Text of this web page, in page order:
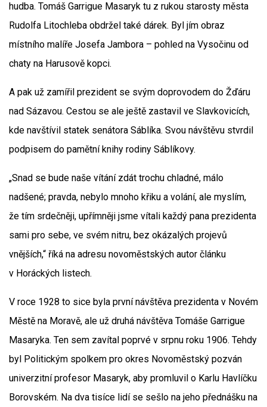
hudba. Tomáš Garrigue Masaryk tu z rukou starosty města
Rudolfa Litochleba obdržel také dárek. Byl jím obraz
místního malíře Josefa Jambora – pohled na Vysočinu od
chaty na Harusově kopci.
A pak už zamířil prezident se svým doprovodem do Žďáru
nad Sázavou. Cestou se ale ještě zastavil ve Slavkovicích,
kde navštívil statek senátora Sáblíka. Svou návštěvu stvrdil
podpisem do pamětní knihy rodiny Sáblíkovy.
„Snad se bude naše vítání zdát trochu chladné, málo
nadšené; pravda, nebylo mnoho křiku a volání, ale myslím,
že tím srdečněji, upřímněji jsme vítali každý pana prezidenta
sami pro sebe, ve svém nitru, bez okázalých projevů
vnějších,“ říká na adresu novoměstských autor článku
v Horáckých listech.
V roce 1928 to sice byla první návštěva prezidenta v Novém
Městě na Moravě, ale už druhá návštěva Tomáše Garrigue
Masaryka. Ten sem zavítal poprvé v srpnu roku 1906. Tehdy
byl Politickým spolkem pro okres Novoměstský pozván
univerzitní profesor Masaryk, aby promluvil o Karlu Havlíčku
Borovském. Na dva tisíce lidí se sešlo na jeho přednášku na